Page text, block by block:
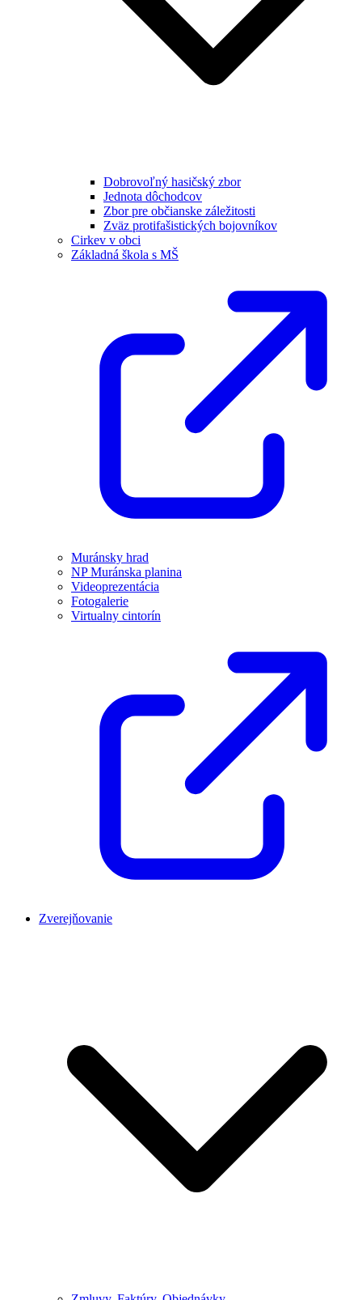
Dobrovoľný hasičský zbor
Jednota dôchodcov
Zbor pre občianske záležitosti
Zväz protifašistických bojovníkov
Cirkev v obci
Základná škola s MŠ
Muránsky hrad
NP Muránska planina
Videoprezentácia
Fotogalerie
Virtualny cintorín
Zverejňovanie